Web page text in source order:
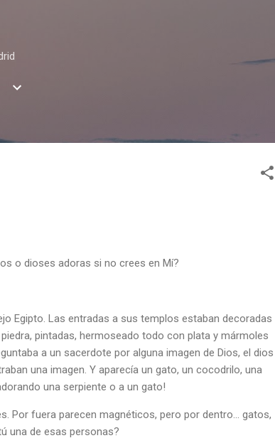
o dioses adoras si no crees en Mí?
Egipto. Las entradas a sus templos estaban decoradas
pintadas, hermoseado todo con plata y mármoles
a un sacerdote por alguna imagen de Dios, el dios
una imagen. Y aparecía un gato, un cocodrilo, una
una serpiente o a un gato!
Por fuera parecen magnéticos, pero por dentro… gatos,
una de esas personas?